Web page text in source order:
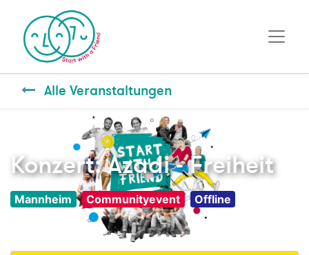
Alle Veranstaltungen
Konzert: Azadi - Freiheit
Mannheim Communityevent Offline